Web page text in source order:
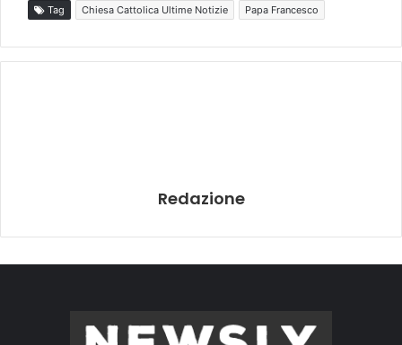
Tag Chiesa Cattolica Ultime Notizie Papa Francesco
Redazione